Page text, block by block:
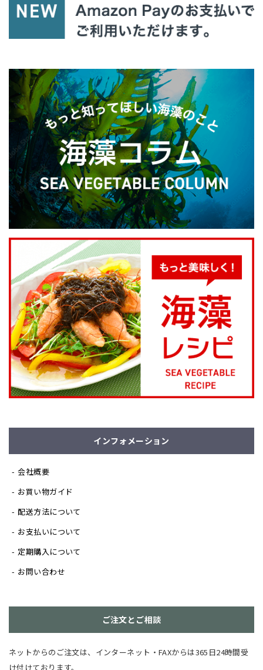
インフォメーション
会社概要
お買い物ガイド
配送方法について
お支払いについて
定期購入について
お問い合わせ
ご注文とご相談
ネットからのご注文は、インターネット・FAXからは365日24時間受
け付けております。